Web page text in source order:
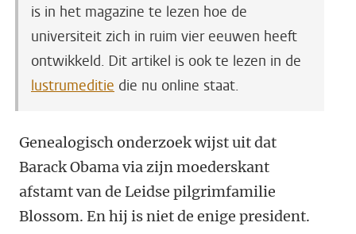
is in het magazine te lezen hoe de
universiteit zich in ruim vier eeuwen heeft
ontwikkeld. Dit artikel is ook te lezen in de
lustrumeditie die nu online staat.
Genealogisch onderzoek wijst uit dat
Barack ­Obama via zijn moederskant
afstamt van de ­Leidse pilgrimfamilie
Blossom. En hij is niet de enige president.